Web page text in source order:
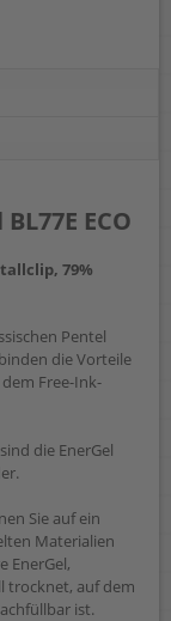
ECO
79%
Pentel
die Vorteile
Free-Ink-
die EnerGel
Sie auf ein
Materialien
EnerGel,
trocknet, auf dem
ist.